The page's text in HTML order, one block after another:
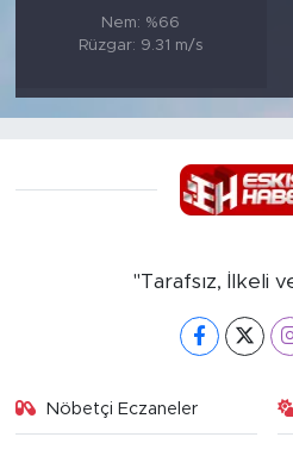
Nem: %66
Rüzgar: 9.31 m/s
"Tarafsız, İlkeli
Nöbetçi Eczaneler